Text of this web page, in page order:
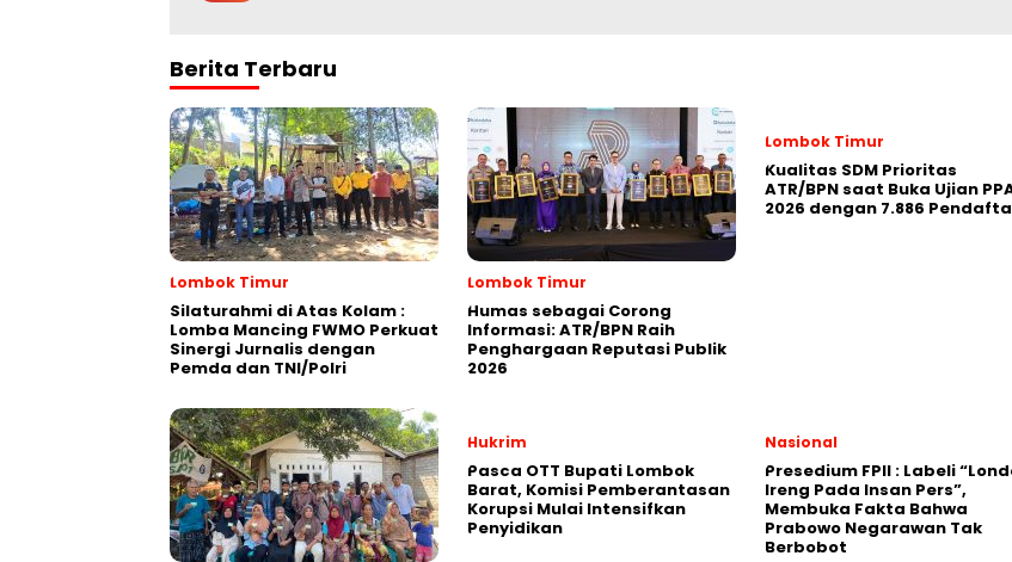
Berita Terbaru
Lombok Timur
Silaturahmi di Atas Kolam :
Lomba Mancing FWMO Perkuat
Sinergi Jurnalis dengan
Pemda dan TNI/Polri
Lombok Timur
Humas sebagai Corong
Informasi: ATR/BPN Raih
Penghargaan Reputasi Publik
2026
Lombok Timur
Kualitas SDM Prioritas
ATR/BPN saat Buka Ujian
2026 dengan 7.886
Hukrim
Pasca OTT Bupati Lombok
Barat, Komisi Pemberantasan
Korupsi Mulai Intensifkan
Penyidikan
Nasional
Presedium FPII : Labeli
Ireng Pada Insan Pers”,
Membuka Fakta Bahwa
Prabowo Negarawan Tak
Berbobot